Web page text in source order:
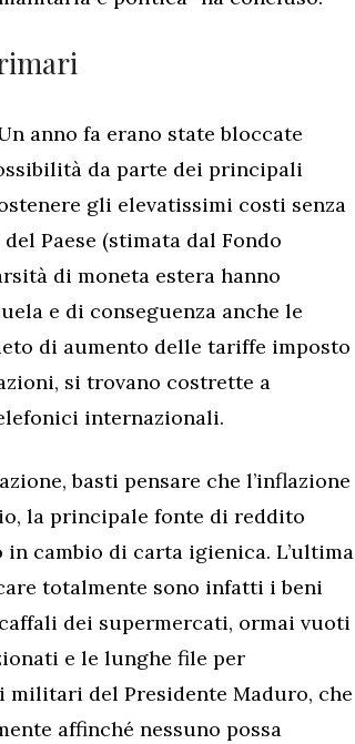
anno fa erano state bloccate
da parte dei principali
gli elevatissimi costi senza
Paese (stimata dal Fondo
di moneta estera hanno
e di conseguenza anche le
di aumento delle tariffe imposto
si trovano costrette a
internazionali.
basti pensare che l’inflazione
la principale fonte di reddito
cambio di carta igienica. L’ultima
totalmente sono infatti i beni
dei supermercati, ormai vuoti
e le lunghe file per
militari del Presidente Maduro, che
affinché nessuno possa